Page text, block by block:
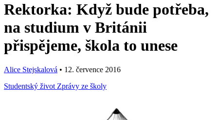
Rektorka: Když bude potřeba,
na studium v Británii
přispějeme, škola to unese
Alice Stejskalová • 12. července 2016
Studentský život Zprávy ze školy